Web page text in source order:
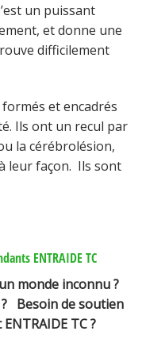
un puissant
et donne une
difficilement
et encadrés
Ils ont un recul par
la cérébrolésion,
leur façon. Ils sont
ENTRAIDE TC
monde inconnu ?
Besoin de soutien
TC ?